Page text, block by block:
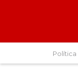
Política